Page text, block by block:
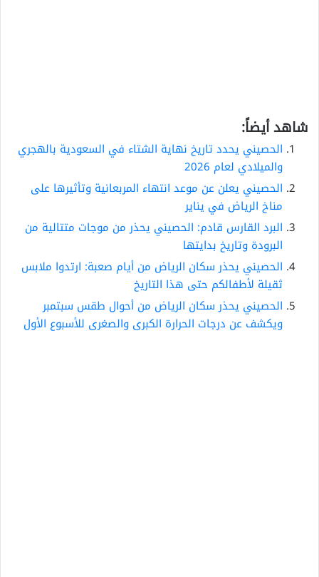
شاهد أيضاً:
الحصيني يحدد تاريخ نهاية الشتاء في السعودية بالهجري
والميلادي لعام 2026
الحصيني يعلن عن موعد انتهاء المربعانية وتأثيرها على
مناخ الرياض في يناير
البرد القارس قادم: الحصيني يحذر من موجات متتالية من
البرودة وتاريخ بدايتها
الحصيني يحذر سكان الرياض من أيام صعبة: ارتدوا ملابس
ثقيلة لأطفالكم حتى هذا التاريخ
الحصيني يحذر سكان الرياض من أحوال طقس سبتمبر
ويكشف عن درجات الحرارة الكبرى والصغرى للأسبوع الأول